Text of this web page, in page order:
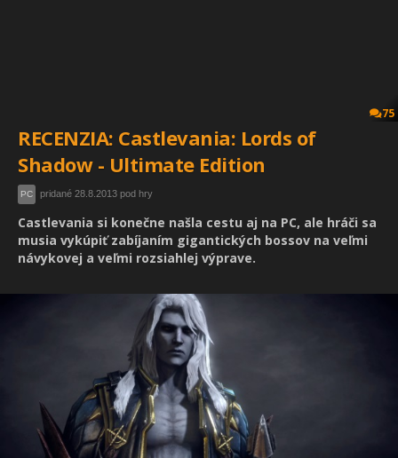
75
RECENZIA: Castlevania: Lords of
Shadow - Ultimate Edition
PC pridané 28.8.2013 pod hry
Castlevania si konečne našla cestu aj na PC, ale hráči sa
musia vykúpiť zabíjaním gigantických bossov na veľmi
návykovej a veľmi rozsiahlej výprave.